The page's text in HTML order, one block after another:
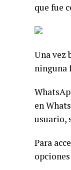
que fue
Una vez
ninguna
en
usuario,
Para